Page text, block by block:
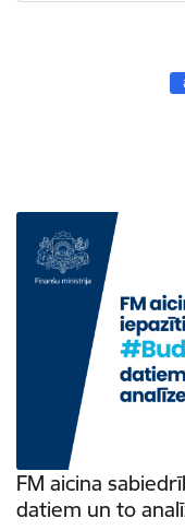
FM aicina
datiem un to